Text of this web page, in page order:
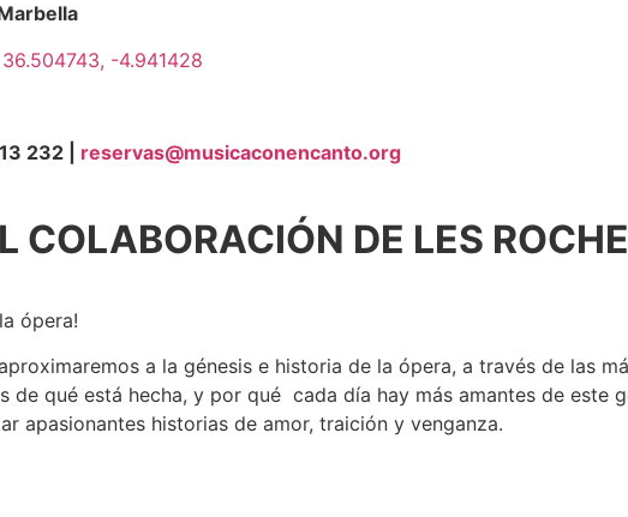
36.504743, -4.941428
232 | reservas@musicaconencanto.org
COLABORACIÓN DE LES
ópera!
a la génesis e historia de la ópera, a través de las
de qué está hecha, y por qué cada día hay más amantes de este
apasionantes historias de amor, traición y venganza.